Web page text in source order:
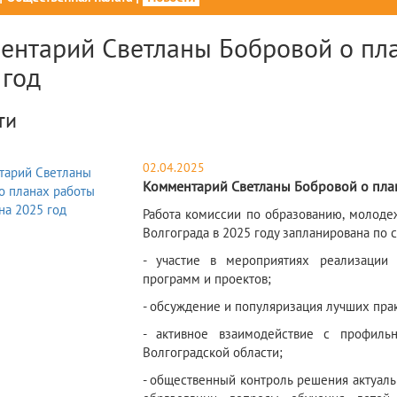
Светланы Бобровой о
02.04.2025
Комментарий Светланы Бобровой о
​Работа комиссии по образованию,
Волгограда в 2025 году запланирована
- участие в мероприятиях
программ и проектов;
- обсуждение и популяризация лучших
- активное взаимодействие с
Волгоградской области;
- общественный контроль решения